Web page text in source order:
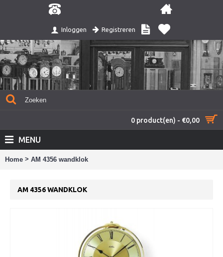
Inloggen Registreren
0 product(en) - €0,00
MENU
Home > AM 4356 wandklok
AM 4356 WANDKLOK